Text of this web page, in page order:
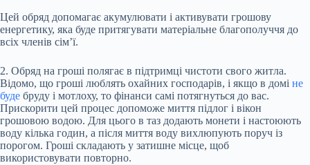
Цей обряд допомагає акумулювати і активувати грошову
енергетику, яка буде притягувати матеріальне благополуччя до
всіх членів сім’ї.
2. Обряд на гроші полягає в підтримці чистоти свого житла.
Відомо, що гроші люблять охайних господарів, і якщо в домі не
буде бруду і мотлоху, то фінанси самі потягнуться до вас.
Прискорити цей процес допоможе миття підлог і вікон
грошовою водою. Для цього в таз додають монети і настоюють
воду кілька годин, а після миття воду вихлюпують поруч із
порогом. Гроші складають у затишне місце, щоб
використовувати повторно.